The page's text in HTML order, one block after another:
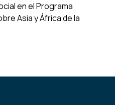
en el Programa
Asia y África de la